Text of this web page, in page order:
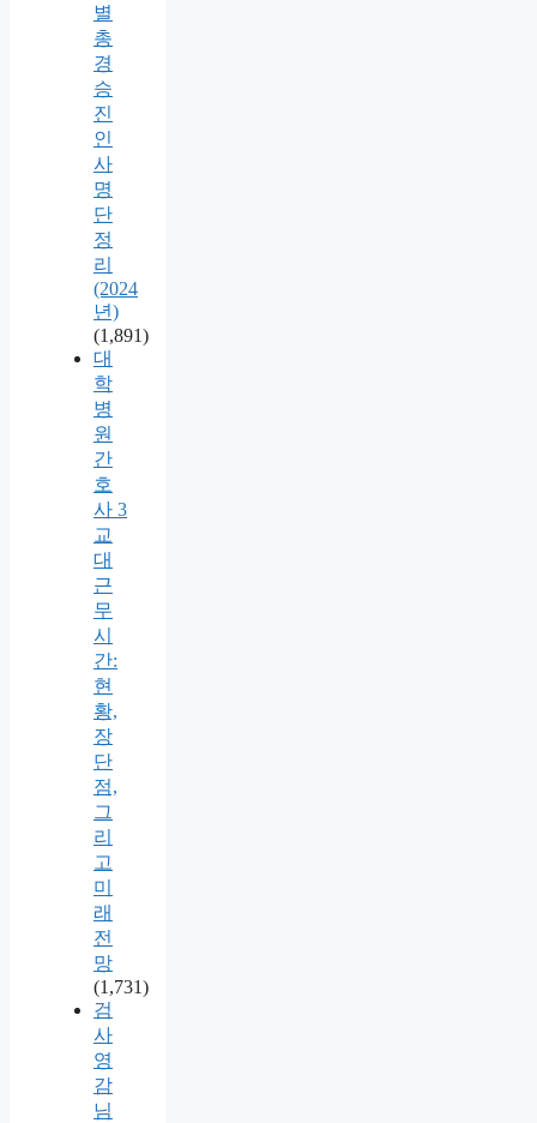
별
총
경
승
진
인
사
명
단
정
리
(2024
년)
(1,891)
대
학
병
원
간
호
사 3
교
대
근
무
시
간:
현
황,
장
단
점,
그
리
고
미
래
전
망
(1,731)
검
사
영
감
님